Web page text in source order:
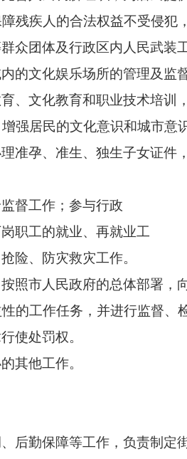
残疾人的合法权益不受侵犯
众团体及行政区内人民武装
的文化娱乐场所的管理及监
、文化教育和职业技术培
强居民的文化意识和城市意识
准孕、准生、独生子女证
督工作；参与行政
职工的就业、再就业工
险、防灾救灾工作。
照市人民政府的总体部署
性的工作任务，并进行监督、
使处罚权。
其他工作。
后勤保障等工作，负责制